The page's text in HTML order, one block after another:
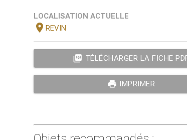
LOCALISATION ACTUELLE
location_onREVIN
picture_as_pdf TÉLÉCHARGER LA FICHE
print IMPRIMER